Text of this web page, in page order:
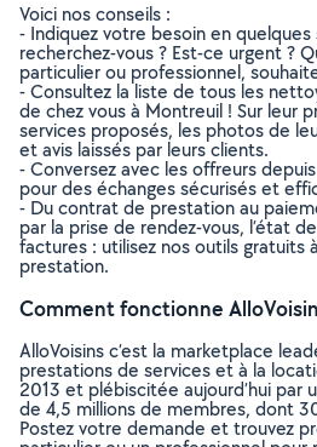
Voici nos conseils :
- Indiquez votre besoin en
recherchez-vous ? Est-ce urgent ?
particulier ou professionnel,
- Consultez la liste de tous les
de chez vous à Montreuil ! Sur leur
services proposés, les photos de
et avis laissés par leurs clients.
- Conversez avec les offreurs
pour des échanges sécurisés et
- Du contrat de prestation au
par la prise de rendez-vous, l’état
factures : utilisez nos outils gratuits
prestation.
Comment fonctionne
AlloVoisins c’est la marketplace
prestations de services et à la
2013 et plébiscitée aujourd’hui par
de 4,5 millions de membres, dont
Postez votre demande et trouvez